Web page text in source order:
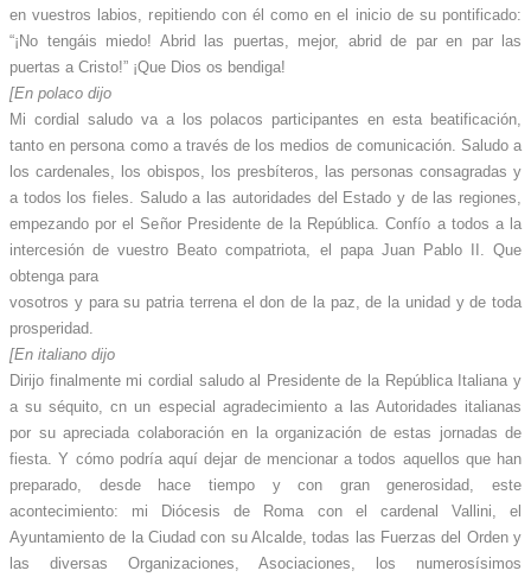
en vuestros labios, repitiendo con él como en el inicio de su pontificado:
“¡No tengáis miedo! Abrid las puertas, mejor, abrid de par en par las
puertas a Cristo!” ¡Que Dios os bendiga!
[En polaco dijo
Mi cordial saludo va a los polacos participantes en esta beatificación,
tanto en persona como a través de los medios de comunicación. Saludo a
los cardenales, los obispos, los presbíteros, las personas consagradas y
a todos los fieles. Saludo a las autoridades del Estado y de las regiones,
empezando por el Señor Presidente de la República. Confío a todos a la
intercesión de vuestro Beato compatriota, el papa Juan Pablo II. Que
obtenga para
vosotros y para su patria terrena el don de la paz, de la unidad y de toda
prosperidad.
[En italiano dijo
Dirijo finalmente mi cordial saludo al Presidente de la República Italiana y
a su séquito, cn un especial agradecimiento a las Autoridades italianas
por su apreciada colaboración en la organización de estas jornadas de
fiesta. Y cómo podría aquí dejar de mencionar a todos aquellos que han
preparado, desde hace tiempo y con gran generosidad, este
acontecimiento: mi Diócesis de Roma con el cardenal Vallini, el
Ayuntamiento de la Ciudad con su Alcalde, todas las Fuerzas del Orden y
las diversas Organizaciones, Asociaciones, los numerosísimos